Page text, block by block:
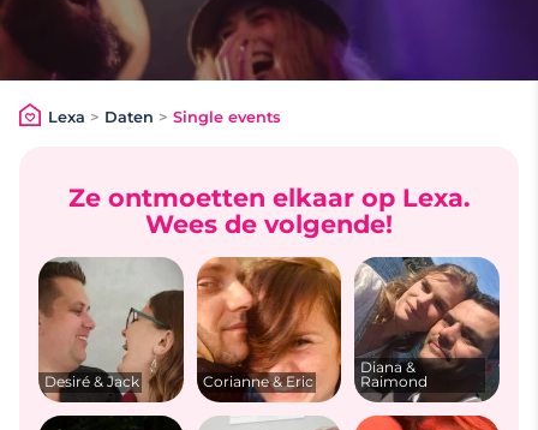
Lexa > Daten > Single events
Ze ontmoetten elkaar op Lexa.
Wees de volgende!
Desiré & Jack Corianne & Eric
Diana &
Raimond